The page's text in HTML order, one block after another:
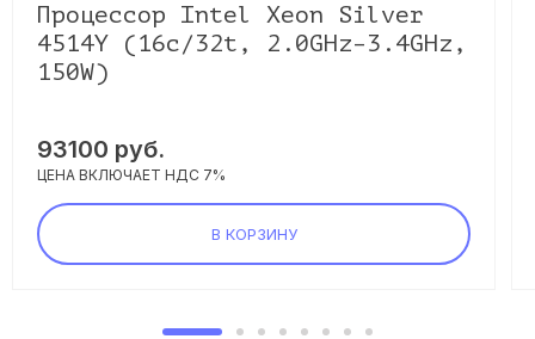
Процессор Intel Xeon Silver
4514Y (16c/32t, 2.0GHz–3.4GHz,
150W)
93100 руб.
ЦЕНА ВКЛЮЧАЕТ НДС 7%
В КОРЗИНУ